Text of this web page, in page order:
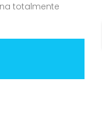
totalmente